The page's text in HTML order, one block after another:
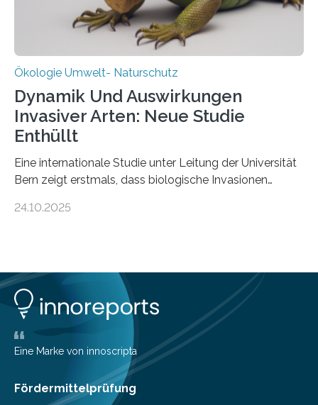
Thünen-Instituts für Agrarklimaschutz…
Ökologie Umwelt- Naturschutz
Dynamik Und Auswirkungen
Invasiver Arten: Neue Studie
Enthüllt
Eine internationale Studie unter Leitung der Universität
Bern zeigt erstmals, dass biologische Invasionen
Einige Auswirkungen, insbesondere der durch invasive
des Nährstoffgehalts im Boden, klingen mit
zunehmender Dauer der Invasionen oft ab. Die
Ergebnisse könnten bei der Entscheidung helfen, wann
schnell gehandelt werden sollte und wann eine
kontinuierliche Überwachung sinnvoller ist. Biologische
Invasionen treten auf, wenn nicht…
24.10.2025
Eine Marke von innoscripta
Fördermittelprüfung